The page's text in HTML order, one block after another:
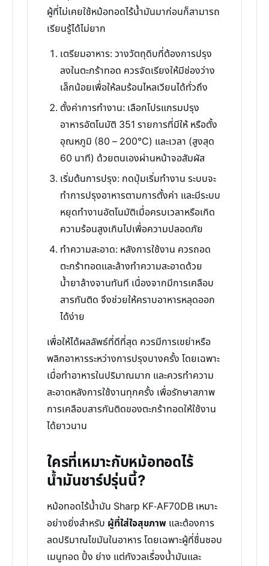
ผู้ที่ไม่เคยใช้หม้อทอดไร้น้ำมันมาก่อนก็สามารถ
เรียนรู้ได้ไม่ยาก
เตรียมอาหาร: วางวัตถุดิบที่ต้องการปรุง
ลงในตะกร้าทอด ควรจัดเรียงให้มีช่องว่าง
เล็กน้อยเพื่อให้ลมร้อนไหลเวียนได้ทั่วถึง
ตั้งค่าการทำงาน: เลือกโปรแกรมปรุง
อาหารอัตโนมัติ 351 รายการที่มีให้ หรือตั้ง
อุณหภูมิ (80 – 200°C) และเวลา (สูงสุด
60 นาที) ด้วยตนเองผ่านหน้าจอสัมผัส
เริ่มต้นการปรุง: กดปุ่มเริ่มทำงาน ระบบจะ
ทำการปรุงอาหารตามการตั้งค่า และมีระบบ
หยุดทำงานอัตโนมัติเมื่อครบเวลาหรือเกิด
ความร้อนสูงเกินไปเพื่อความปลอดภัย
ทำความสะอาด: หลังการใช้งาน ควรถอด
ตะกร้าทอดและล้างทำความสะอาดด้วย
น้ำยาล้างจานทันที เนื่องจากมีการเคลือบ
สารกันติด จึงช่วยให้คราบอาหารหลุดออก
ได้ง่าย
เพื่อให้ได้ผลลัพธ์ที่ดีที่สุด ควรมีการเขย่าหรือ
พลิกอาหารระหว่างการปรุงบางครั้ง โดยเฉพาะ
เมื่อทำอาหารในปริมาณมาก และควรทำความ
สะอาดหลังการใช้งานทุกครั้ง เพื่อรักษาสภาพ
การเคลือบสารกันติดของตะกร้าทอดให้ใช้งาน
ได้ยาวนาน
ใครที่เหมาะกับหม้อทอดไร้
น้ำมันชาร์ปรุ่นนี้?
หม้อทอดไร้น้ำมัน Sharp KF-AF70DB เหมาะ
อย่างยิ่งสำหรับ ผู้ที่ใส่ใจสุขภาพ และต้องการ
ลดปริมาณไขมันในอาหาร โดยเฉพาะผู้ที่ชื่นชอบ
เมนูทอด ปิ้ง ย่าง แต่กังวลเรื่องน้ำมันและ